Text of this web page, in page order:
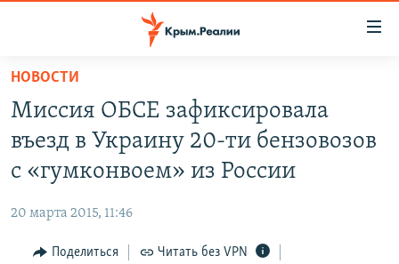
Вернуться
основному
содержанию
главной
навигации
Вернутся
11 ЛЕТ ОККУПАЦИИ КРЫМА. 11 ИСТОРИЙ СОПРОТИВЛЕНИЯ
ЕЩЕ
ИНТЕРАКТИВ
РАДІО СВОБОДА
НОВОСТИ
Миссия ОБСЕ зафиксировала
въезд в Украину 20-ти бензовозов
с «гумконвоем» из России
20 марта 2015, 11:46
Поделиться Читать без VPN